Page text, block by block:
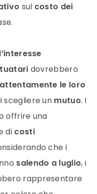
sul costo dei
dovrebbero
attentamente le loro
un mutuo. I
offrire una
di costi
che i
salendo a luglio, i
rappresentare